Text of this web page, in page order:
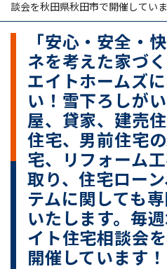
談会を秋田県秋田市で開催していま
「安心・安全・
ネを考えた家づ
エイトホームズ
い！雪下ろしが
屋、貸家、建売
住宅、男前住宅
宅、リフォーム
取り、住宅ロー
テムに関しても
いたします。毎
イト住宅相談会
開催しています！